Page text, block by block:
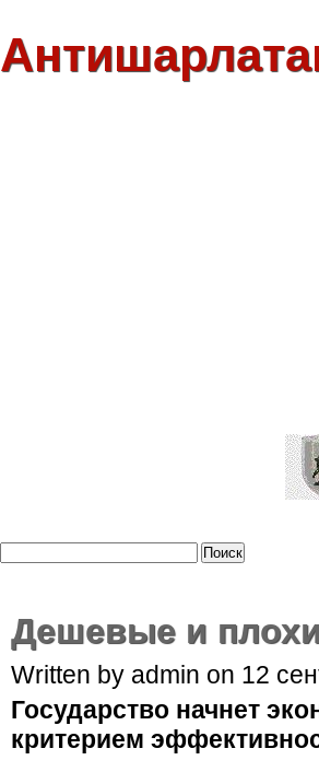
Дешевые и
Written by admin on 12
Государство начнет
критерием